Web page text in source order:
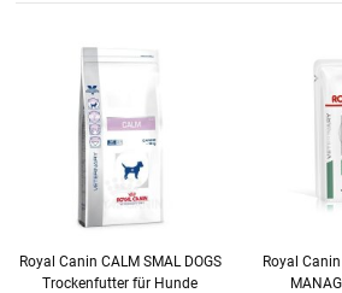
Royal Canin CALM SMAL DOGS
Trockenfutter für Hunde
Royal